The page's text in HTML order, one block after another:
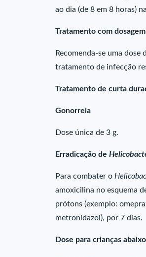
ao dia (de 8 em 8 horas)
Tratamento com
Recomenda-se uma dose
tratamento de infecção
Tratamento de curta
Gonorreia
Dose única de 3 g.
Erradicação de
Para combater o
amoxicilina no esquema
prótons (exemplo:
metronidazol), por 7 dias.
Dose para crianças